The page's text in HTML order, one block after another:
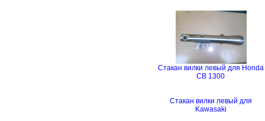
Стакан вилки левый для Honda
CB 1300
Стакан вилки левый для
Kawasaki